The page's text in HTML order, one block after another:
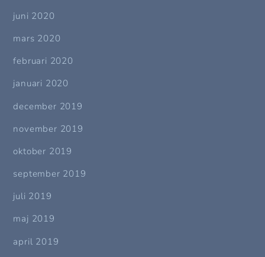
juni 2020
mars 2020
februari 2020
januari 2020
december 2019
november 2019
oktober 2019
september 2019
juli 2019
maj 2019
april 2019